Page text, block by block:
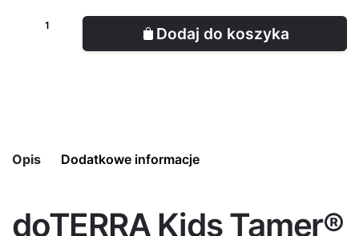
Dodaj do koszyka
Opis Dodatkowe informacje
doTERRA Kids Tamer®
Pojemność 15 ml